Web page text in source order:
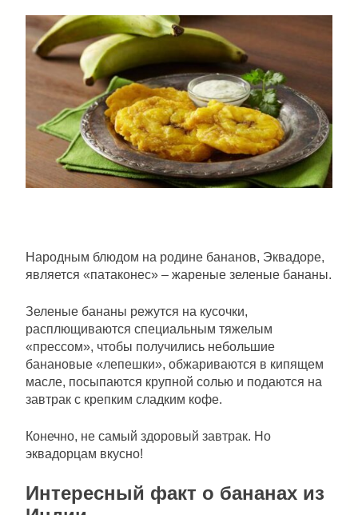
Народным блюдом на родине бананов, Эквадоре,
является «патаконес» – жареные зеленые бананы.
Зеленые бананы режутся на кусочки,
расплющиваются специальным тяжелым
«прессом», чтобы получились небольшие
банановые «лепешки», обжариваются в кипящем
масле, посыпаются крупной солью и подаются на
завтрак с крепким сладким кофе.
Конечно, не самый здоровый завтрак. Но
эквадорцам вкусно!
Интересный факт о бананах из